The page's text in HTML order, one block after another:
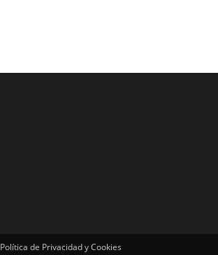
Política de Privacidad y Cookies